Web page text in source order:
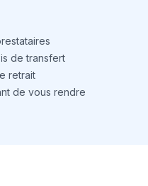
de transfert
retrait
de vous rendre